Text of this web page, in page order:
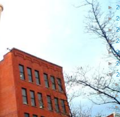
►
►
►
►
►
►
▼